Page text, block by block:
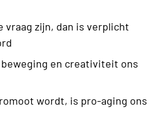
vraag zijn, dan is verplicht
en creativiteit ons
wordt, is pro-aging ons